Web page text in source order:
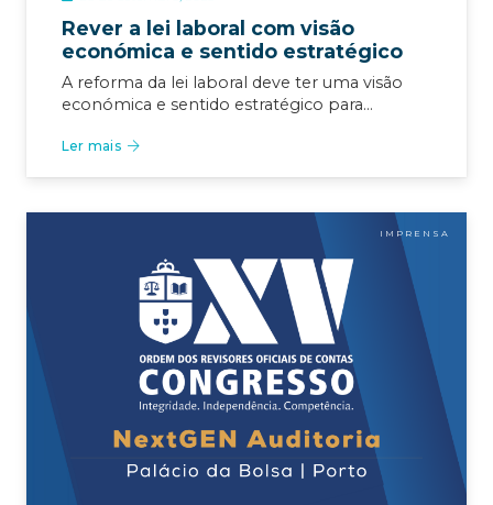
Rever a lei laboral com visão
económica e sentido estratégico
A reforma da lei laboral deve ter uma visão
económica e sentido estratégico para…
Ler mais
IMPRENSA